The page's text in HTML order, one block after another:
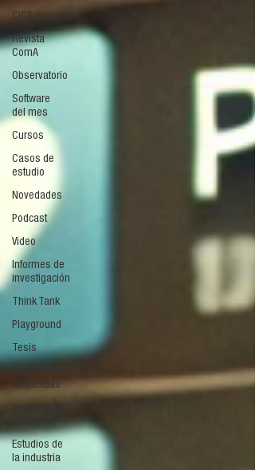
CICA/Sintaxis
Revista
ComA
Observatorio
Software
del mes
Cursos
Casos de
estudio
Novedades
Podcast
Video
Informes de
investigación
Think Tank
Playground
Tesis
tendencias
Estudios de
la industria